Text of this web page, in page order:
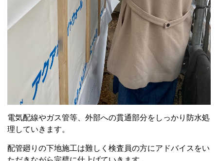
電気配線やガス管等、外部への貫通部分をしっかり防水処
理していきます。
配管廻りの下地施工は難しく検査員の方にアドバイスをい